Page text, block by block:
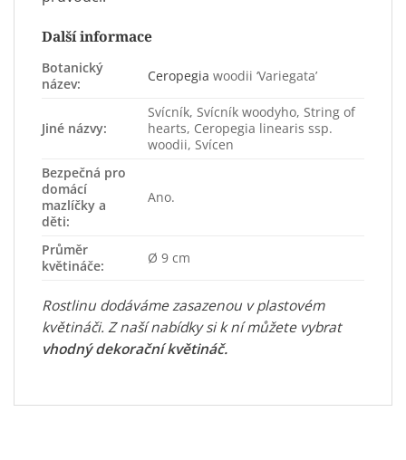
Další informace
Botanický
název:
Ceropegia woodii ‘Variegata’
Jiné názvy:
Svícník, Svícník woodyho, String of
hearts, Ceropegia linearis ssp.
woodii, Svícen
Bezpečná pro
domácí
mazlíčky a
děti:
Ano.
Průměr
květináče:
Ø 9 cm
Rostlinu dodáváme zasazenou v plastovém
květináči. Z naší nabídky si k ní můžete vybrat
vhodný dekorační květináč.